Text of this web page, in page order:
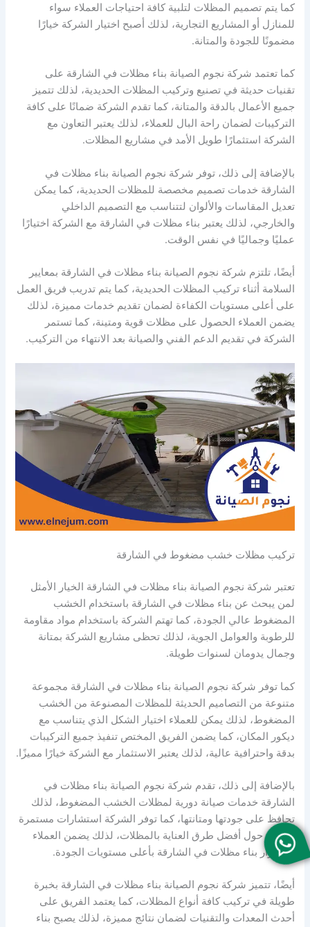
كما يتم تصميم المظلات لتلبية كافة احتياجات العملاء سواء
للمنازل أو المشاريع التجارية، لذلك أصبح اختيار الشركة خيارًا
مضمونًا للجودة والمتانة.
كما تعتمد شركة نجوم الصيانة بناء مظلات في الشارقة على
تقنيات حديثة في تصنيع وتركيب المظلات الحديدية، لذلك تتميز
جميع الأعمال بالدقة والمتانة، كما تقدم الشركة ضمانًا على كافة
التركيبات لضمان راحة البال للعملاء، لذلك يعتبر التعاون مع
الشركة استثمارًا طويل الأمد في مشاريع المظلات.
بالإضافة إلى ذلك، توفر شركة نجوم الصيانة بناء مظلات في
الشارقة خدمات تصميم مخصصة للمظلات الحديدية، كما يمكن
تعديل المقاسات والألوان لتتناسب مع التصميم الداخلي
والخارجي، لذلك يعتبر بناء مظلات في الشارقة مع الشركة اختيارًا
عمليًا وجماليًا في نفس الوقت.
أيضًا، تلتزم شركة نجوم الصيانة بناء مظلات في الشارقة بمعايير
السلامة أثناء تركيب المظلات الحديدية، كما يتم تدريب فريق العمل
على أعلى مستويات الكفاءة لضمان تقديم خدمات مميزة، لذلك
يضمن العملاء الحصول على مظلات قوية ومتينة، كما تستمر
الشركة في تقديم الدعم الفني والصيانة بعد الانتهاء من التركيب.
تركيب مظلات خشب مضغوط في الشارقة
تعتبر شركة نجوم الصيانة بناء مظلات في الشارقة الخيار الأمثل
لمن يبحث عن بناء مظلات في الشارقة باستخدام الخشب
المضغوط عالي الجودة، كما تهتم الشركة باستخدام مواد مقاومة
للرطوبة والعوامل الجوية، لذلك تحظى مشاريع الشركة بمتانة
وجمال يدومان لسنوات طويلة.
كما توفر شركة نجوم الصيانة بناء مظلات في الشارقة مجموعة
متنوعة من التصاميم الحديثة للمظلات المصنوعة من الخشب
المضغوط، لذلك يمكن للعملاء اختيار الشكل الذي يتناسب مع
ديكور المكان، كما يضمن الفريق المختص تنفيذ جميع التركيبات
بدقة واحترافية عالية، لذلك يعتبر الاستثمار مع الشركة خيارًا مميزًا.
بالإضافة إلى ذلك، تقدم شركة نجوم الصيانة بناء مظلات في
الشارقة خدمات صيانة دورية لمظلات الخشب المضغوط، لذلك
تحافظ على جودتها ومتانتها، كما توفر الشركة استشارات مستمرة
للعملاء حول أفضل طرق العناية بالمظلات، لذلك يضمن العملاء
استمرار بناء مظلات في الشارقة بأعلى مستويات الجودة.
أيضًا، تتميز شركة نجوم الصيانة بناء مظلات في الشارقة بخبرة
طويلة في تركيب كافة أنواع المظلات، كما يعتمد الفريق على
أحدث المعدات والتقنيات لضمان نتائج مميزة، لذلك يصبح بناء